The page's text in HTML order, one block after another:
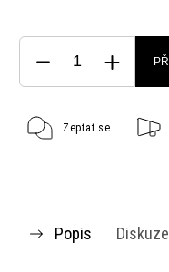
Zeptat se
Popis Diskuze